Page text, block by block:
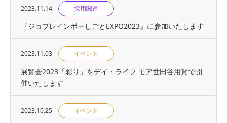
2023.11.14 採用関連
『ジョブレインボーしごとEXPO2023』に参加いたします
2023.11.03 イベント
展覧会2023「彩り」をデイ・ライフ モア世田谷用賀で開
催いたします
2023.10.25 イベント